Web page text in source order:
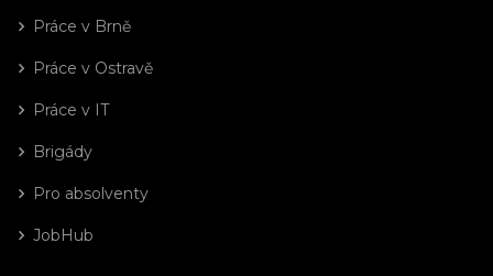
Práce v Brně
Práce v Ostravě
Práce v IT
Brigády
Pro absolventy
JobHub